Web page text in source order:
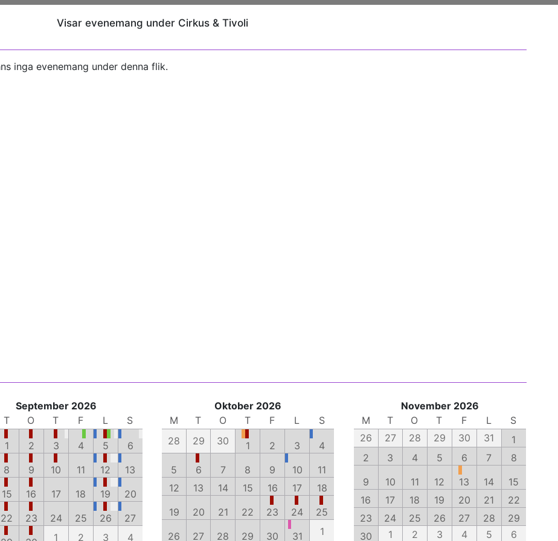
Visar evenemang under Cirkus & Tivoli
inga evenemang under denna flik.
September 2026
T O T F L
S
1 2 3 4 5
6
8 9 10 11 12
13
15 16 17 18 19
20
22 23 24 25 26
27
1 2 3 4
Oktober 2026
M
T O T F L
S
28
29 30 1 2 3
4
5
6 7 8 9 10
11
12
13 14 15 16 17
18
19
20 21 22 23 24
25
26
27 28 29 30 31 1
November 2026
M
T O T F L
S
26
27 28 29 30 31
1
2
3 4 5 6 7
8
9
10 11 12 13 14
15
16
17 18 19 20 21
22
23
24 25 26 27 28
29
30
1 2 3 4 5 6